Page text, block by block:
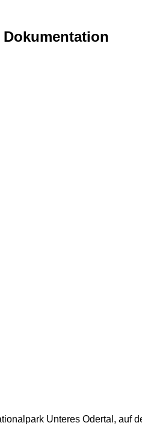
Unteres Odertal, auf